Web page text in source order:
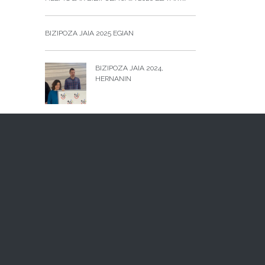
BIZIPOZA JAIA 2025 EGIAN
BIZIPOZA JAIA 2024,
HERNANIN